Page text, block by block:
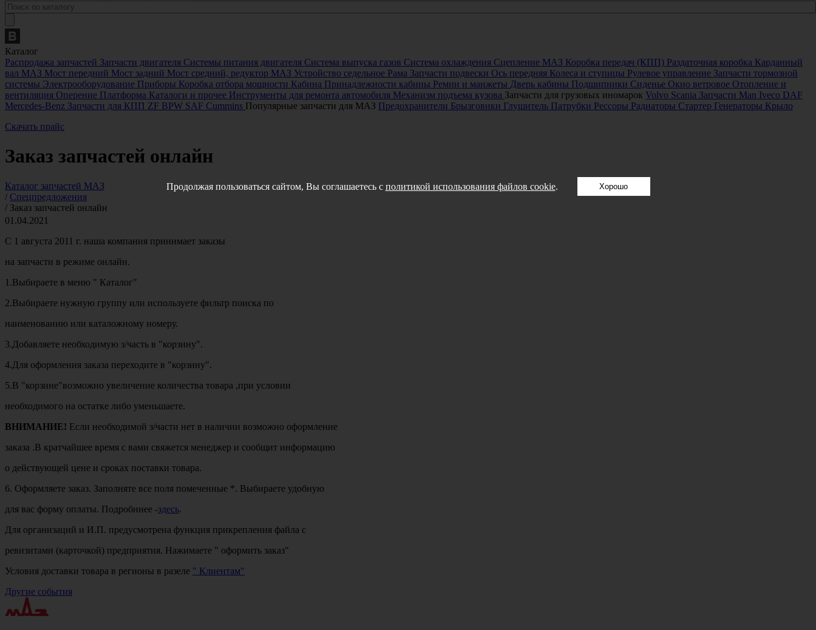
Каталог
Распродажа запчастей Запчасти двигателя Системы питания двигателя Система выпуска газов Система охлаждения Сцепление МАЗ Коробка передач (КПП) Раздаточная коробка Карданный
вал МАЗ Мост передний Мост задний Мост средний, редуктор МАЗ Устройство седельное Рама Запчасти подвески Ось передняя Колеса и ступицы Рулевое управление Запчасти тормозной
системы Электрооборудование Приборы Коробка отбора мощности Кабина Принадлежности кабины Ремни и манжеты Дверь кабины Подшипники Сиденье Окно ветровое Отопление и
вентиляция Оперение Платформа Каталоги и прочее Инструменты для ремонта автомобиля Механизм подъема кузова Запчасти для грузовых иномарок Volvo Scania Запчасти Man Iveco DAF
Mercedes-Benz Запчасти для КПП ZF BPW SAF Cummins Популярные запчасти для МАЗ Предохранители Брызговики Глушитель Патрубки Рессоры Радиаторы Стартер Генераторы Крыло
Скачать прайс
Заказ запчастей онлайн
Каталог запчастей МАЗ
/ Спецпредложения
/ Заказ запчастей онлайн
01.04.2021
С 1 августа 2011 г. наша компания принимает заказы
на запчасти в режиме онлайн.
1.Выбираете в меню " Каталог"
2.Выбираете нужную группу или используете фильтр поиска по
наименованию или каталожному номеру.
3.Добавляете необходимую з/часть в "корзину".
4.Для оформления заказа переходите в "корзину".
5.В "корзине"возможно увеличение количества товара ,при условии
необходимого на остатке либо уменьшаете.
ВНИМАНИЕ! Если необходимой з/части нет в наличии возможно оформление
заказа .В кратчайшее время с вами свяжется менеджер и сообщит информацию
о действующей цене и сроках поставки товара.
6. Оформляете заказ. Заполняте все поля помеченные *. Выбираете удобную
для вас форму оплаты. Подробннее -здесь.
Для организаций и И.П. предусмотрена функция прикрепления файла с
ревизитами (карточкой) предприятия. Нажимаете " оформить заказ"
Условия доставки товара в регионы в разеле " Клиентам"
Другие события
Продолжая пользоваться сайтом, Вы соглашаетесь с политикой использования файлов cookie. Хорошо